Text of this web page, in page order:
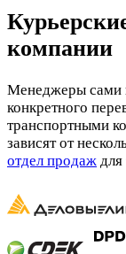
компании
Менеджеры сами
конкретного
транспортными
зависят от
отдел продаж для